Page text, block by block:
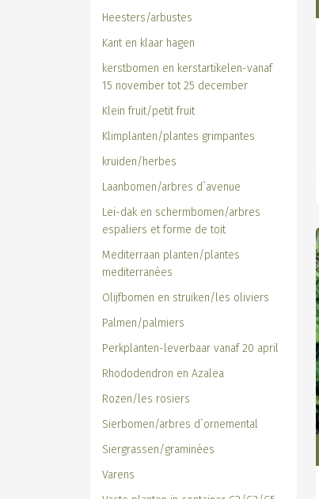
Heesters/arbustes
Kant en klaar hagen
kerstbomen en kerstartikelen-vanaf
15 november tot 25 december
Klein fruit/petit fruit
Klimplanten/plantes grimpantes
kruiden/herbes
Laanbomen/arbres d`avenue
Lei-dak en schermbomen/arbres
espaliers et forme de toit
Mediterraan planten/plantes
mediterranées
Olijfbomen en struiken/les oliviers
Palmen/palmiers
Perkplanten-leverbaar vanaf 20 april
Rhododendron en Azalea
Rozen/les rosiers
Sierbomen/arbres d`ornemental
Siergrassen/graminées
Varens